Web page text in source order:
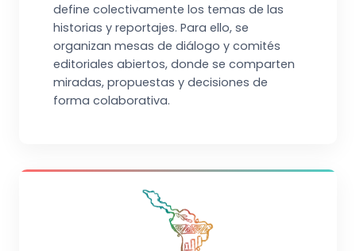
define colectivamente los temas de las
historias y reportajes. Para ello, se
organizan mesas de diálogo y comités
editoriales abiertos, donde se comparten
miradas, propuestas y decisiones de
forma colaborativa.